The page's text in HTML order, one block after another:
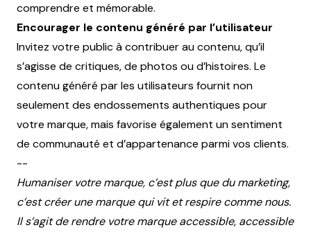
comprendre et mémorable.
Encourager le contenu généré par l’utilisateur
Invitez votre public à contribuer au contenu, qu’il
s’agisse de critiques, de photos ou d’histoires. Le
contenu généré par les utilisateurs fournit non
seulement des endossements authentiques pour
votre marque, mais favorise également un sentiment
de communauté et d’appartenance parmi vos clients.
--
Humaniser votre marque, c’est plus que du marketing,
c’est créer une marque qui vit et respire comme nous.
Il s’agit de rendre votre marque accessible, accessible